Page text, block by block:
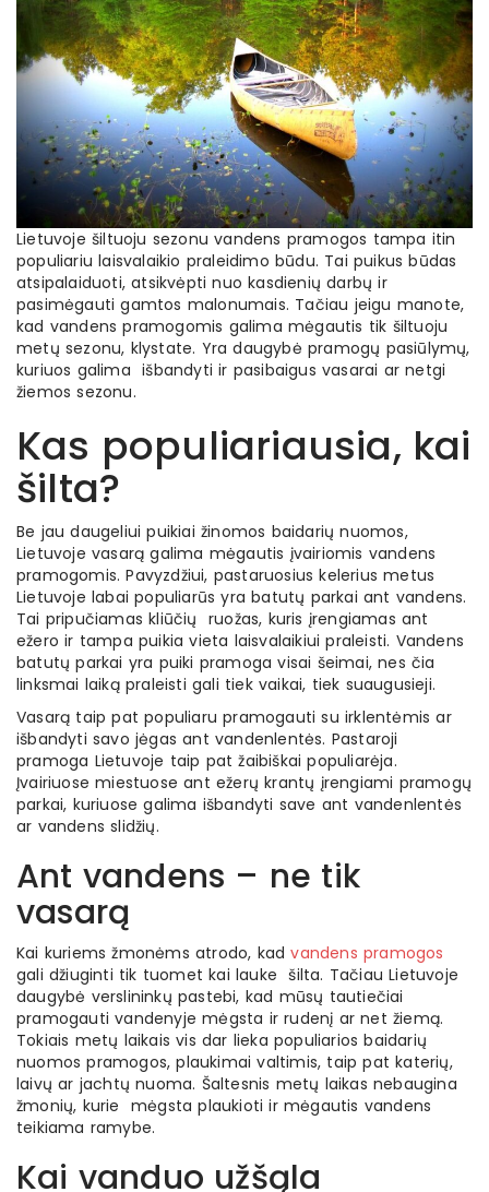
Lietuvoje šiltuoju sezonu vandens pramogos tampa itin
populiariu laisvalaikio praleidimo būdu. Tai puikus būdas
atsipalaiduoti, atsikvėpti nuo kasdienių darbų ir
pasimėgauti gamtos malonumais. Tačiau jeigu manote,
kad vandens pramogomis galima mėgautis tik šiltuoju
metų sezonu, klystate. Yra daugybė pramogų pasiūlymų,
kuriuos galima išbandyti ir pasibaigus vasarai ar netgi
žiemos sezonu.
Kas populiariausia, kai
šilta?
Be jau daugeliui puikiai žinomos baidarių nuomos,
Lietuvoje vasarą galima mėgautis įvairiomis vandens
pramogomis. Pavyzdžiui, pastaruosius kelerius metus
Lietuvoje labai populiarūs yra batutų parkai ant vandens.
Tai pripučiamas kliūčių ruožas, kuris įrengiamas ant
ežero ir tampa puikia vieta laisvalaikiui praleisti. Vandens
batutų parkai yra puiki pramoga visai šeimai, nes čia
linksmai laiką praleisti gali tiek vaikai, tiek suaugusieji.
Vasarą taip pat populiaru pramogauti su irklentėmis ar
išbandyti savo jėgas ant vandenlentės. Pastaroji
pramoga Lietuvoje taip pat žaibiškai populiarėja.
Įvairiuose miestuose ant ežerų krantų įrengiami pramogų
parkai, kuriuose galima išbandyti save ant vandenlentės
ar vandens slidžių.
Ant vandens – ne tik
vasarą
Kai kuriems žmonėms atrodo, kadvandens pramogos
gali džiuginti tik tuomet kai lauke šilta. Tačiau Lietuvoje
daugybė verslininkų pastebi, kad mūsų tautiečiai
pramogauti vandenyje mėgsta ir rudenį ar net žiemą.
Tokiais metų laikais vis dar lieka populiarios baidarių
nuomos pramogos, plaukimai valtimis, taip pat katerių,
laivų ar jachtų nuoma. Šaltesnis metų laikas nebaugina
žmonių, kurie mėgsta plaukioti ir mėgautis vandens
teikiama ramybe.
Kai vanduo užšąla